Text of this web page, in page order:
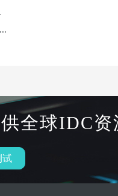
全球IDC资
试